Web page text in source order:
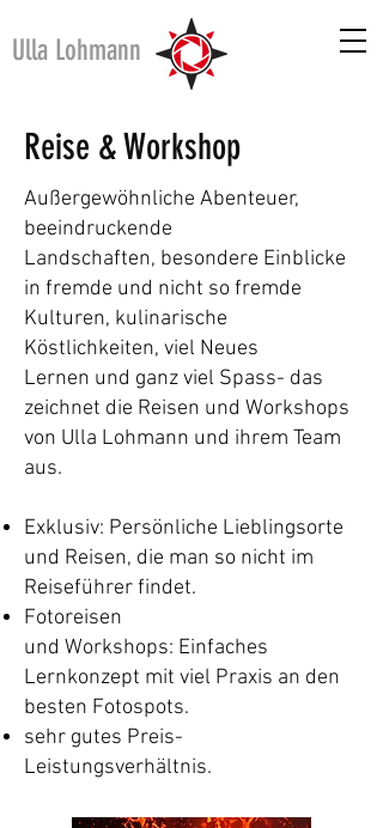
Ulla Lohmann
Reise & Workshop
Außergewöhnliche Abenteuer,
beeindruckende
Landschaften, besondere Einblicke
in fremde und nicht so fremde
Kulturen, kulinarische
Köstlichkeiten, viel Neues
Lernen und ganz viel Spass- das
zeichnet die Reisen und Workshops
von Ulla Lohmann und ihrem Team
aus.
Exklusiv: Persönliche Lieblingsorte
und Reisen, die man so nicht im
Reiseführer findet.
Fotoreisen
und Workshops: Einfaches
Lernkonzept mit viel Praxis an den
besten Fotospots.
sehr gutes Preis-
Leistungsverhältnis.